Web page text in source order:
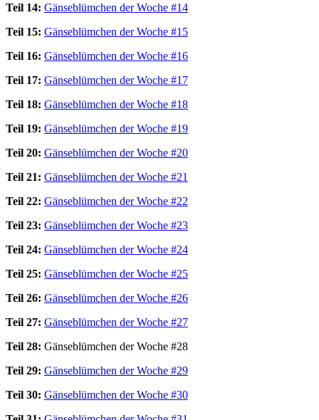
Teil 14: Gänseblümchen der Woche #14
Teil 15: Gänseblümchen der Woche #15
Teil 16: Gänseblümchen der Woche #16
Teil 17: Gänseblümchen der Woche #17
Teil 18: Gänseblümchen der Woche #18
Teil 19: Gänseblümchen der Woche #19
Teil 20: Gänseblümchen der Woche #20
Teil 21: Gänseblümchen der Woche #21
Teil 22: Gänseblümchen der Woche #22
Teil 23: Gänseblümchen der Woche #23
Teil 24: Gänseblümchen der Woche #24
Teil 25: Gänseblümchen der Woche #25
Teil 26: Gänseblümchen der Woche #26
Teil 27: Gänseblümchen der Woche #27
Teil 28: Gänseblümchen der Woche #28
Teil 29: Gänseblümchen der Woche #29
Teil 30: Gänseblümchen der Woche #30